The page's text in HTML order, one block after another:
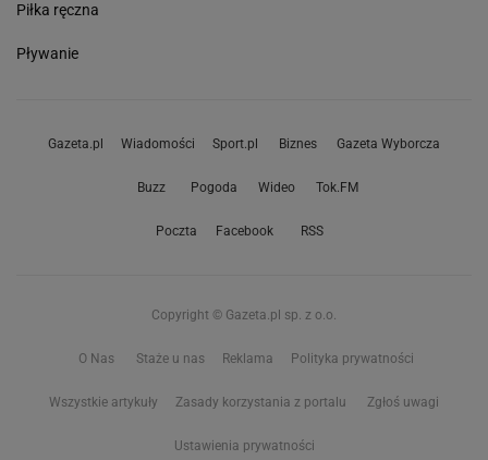
Piłka ręczna
Pływanie
Gazeta.pl Wiadomości Sport.pl Biznes Gazeta Wyborcza
Buzz Pogoda Wideo Tok.FM
Poczta Facebook RSS
Copyright © Gazeta.pl sp. z o.o.
O Nas Staże u nas Reklama Polityka prywatności
Wszystkie artykuły Zasady korzystania z portalu Zgłoś uwagi
Ustawienia prywatności